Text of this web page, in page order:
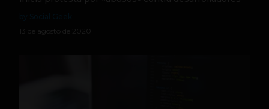
13 de agosto de 2020